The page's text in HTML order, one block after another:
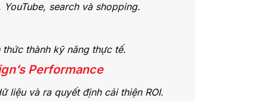
search và shopping.
thành kỹ năng thực tế.
Performance
liệu và ra quyết định cải thiện ROI.